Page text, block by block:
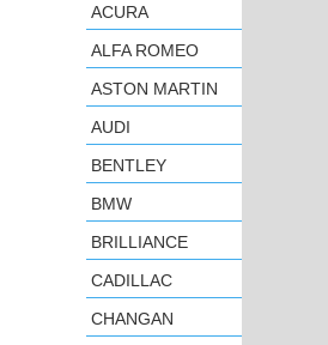
ACURA
ALFA ROMEO
ASTON MARTIN
AUDI
BENTLEY
BMW
BRILLIANCE
CADILLAC
CHANGAN